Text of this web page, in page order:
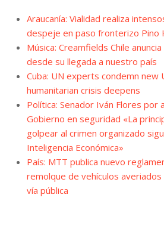
Araucanía: Vialidad realiza
despeje en paso fronterizo Pino
Música: Creamfields Chile
desde su llegada a nuestro país
Cuba: UN experts condemn new
humanitarian crisis deepens
Política: Senador Iván Flores por
Gobierno en seguridad «La
golpear al crimen organizado
Inteligencia Económica»
País: MTT publica nuevo
remolque de vehículos
vía pública